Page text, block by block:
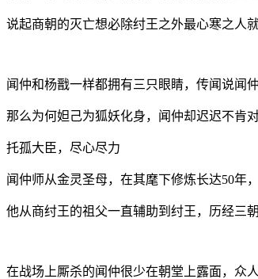
说起商朝的灭亡想必除纣王之外最心寒之人
闻仲和杨戬一样都拥有三只眼睛，传闻说闻
那么为何妲己为狐妖化身，闻仲却迟迟不肯
托孤大臣，尽心尽力
闻仲师从金灵圣母，在其麾下修炼长达50年
他从商纣王的祖父一直辅助到纣王，历经三
在战场上厮杀的闻仲很少在朝堂上露面，众